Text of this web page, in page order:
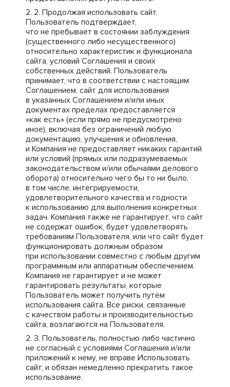
Продолжая использовать сайт,
Пользователь подтверждает,
что не пребывает в состоянии заблуждения
(существенного либо несущественного)
относительно характеристик и функционала
сайта, условий Соглашения и своих
собственных действий. Пользователь
принимает, что в соответствии с настоящим
Соглашением, сайт для использования
в указанных Соглашением и/или иных
документах пределах предоставляется
«как есть» (если прямо не предусмотрено
иное), включая без ограничений любую
документацию, улучшения и обновления,
и Компания не предоставляет никаких гарантий
или условий (прямых или подразумеваемых
законодательством и/или обычаями делового
оборота) относительно чего бы то ни было,
в том числе, интегрируемости,
удовлетворительного качества и годности
к использованию для выполнения конкретных
задач. Компания также не гарантирует, что сайт
не содержат ошибок, будет удовлетворять
требованиям Пользователя, или что сайт будет
функционировать должным образом
при использовании совместно с любым другим
программным или аппаратным обеспечением.
Компания не гарантирует и не может
гарантировать результаты, которые
Пользователь может получить путём
использования сайта. Все риски, связанные
с качеством работы и производительностью
сайта, возлагаются на Пользователя.
Пользователь, полностью либо частично
не согласный с условиями Соглашения и/или
приложений к нему, не вправе Использовать
сайт, и обязан немедленно прекратить такое
использование.